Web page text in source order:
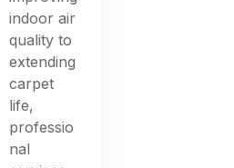
indoor air
quality to
extending
carpet
life,
professio
nal